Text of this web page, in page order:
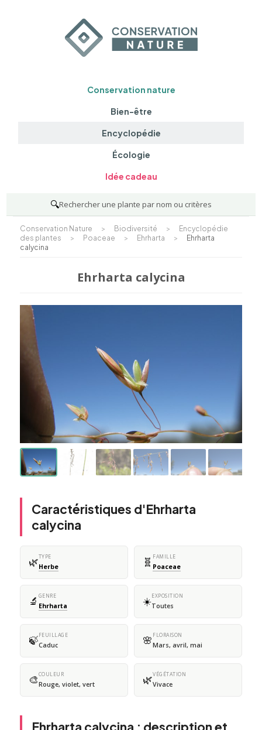
Conservation nature
Bien-être
Encyclopédie
Écologie
Idée cadeau
🔍Rechercher une plante par nom ou critères
Conservation Nature > Biodiversité >
Encyclopédie
des plantes
> Poaceae > Ehrharta >
Ehrharta
calycina
Ehrharta calycina
Caractéristiques d'Ehrharta
calycina
🌿TYPE
Herbe 🧬 FAMILLE
Poaceae
🔬 GENRE
Ehrharta ☀️EXPOSITION
Toutes
🍃FEUILLAGE
Caduc 🌸 FLORAISON
Mars, avril, mai
🎨COULEUR
Rouge, violet, vert 🌿VÉGÉTATION
Vivace
Ehrharta calycina : description et